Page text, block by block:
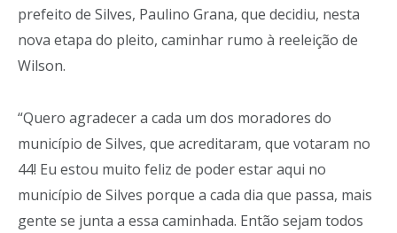
prefeito de Silves, Paulino Grana, que decidiu, nesta
nova etapa do pleito, caminhar rumo à reeleição de
Wilson.
“Quero agradecer a cada um dos moradores do
município de Silves, que acreditaram, que votaram no
44! Eu estou muito feliz de poder estar aqui no
município de Silves porque a cada dia que passa, mais
gente se junta a essa caminhada. Então sejam todos